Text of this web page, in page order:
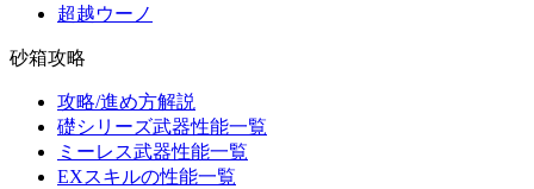
超越ウーノ
砂箱攻略
攻略/進め方解説
礎シリーズ武器性能一覧
ミーレス武器性能一覧
EXスキルの性能一覧